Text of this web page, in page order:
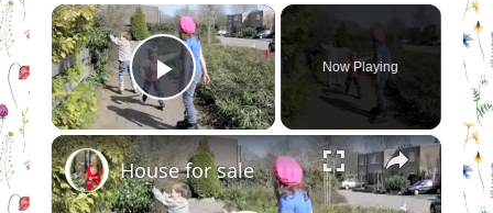
×
Play Video
Now Playing
×
House for sale